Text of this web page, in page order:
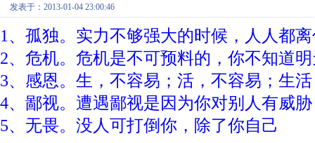
发表于：2013-01-04 23:00:46
1、孤独。实力不够强大的时候，人人都
2、危机。危机是不可预料的，你不知道
3、感恩。生，不容易；活，不容易；生
4、鄙视。遭遇鄙视是因为你对别人有威
5、无畏。没人可打倒你，除了你自己